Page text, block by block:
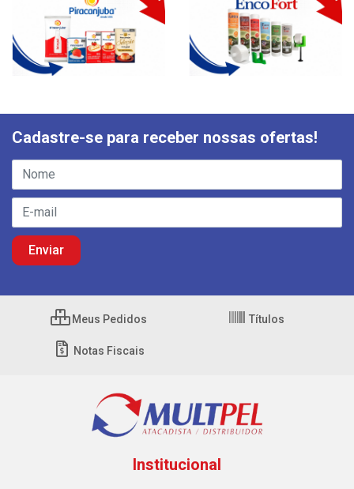
Cadastre-se para receber nossas ofertas!
Meus Pedidos Títulos
Notas Fiscais
Institucional